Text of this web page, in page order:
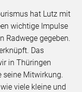
hat Lutz mit
wichtige Impulse
Radwege gegeben.
Das
in Thüringen
seine Mitwirkung.
viele kleine und